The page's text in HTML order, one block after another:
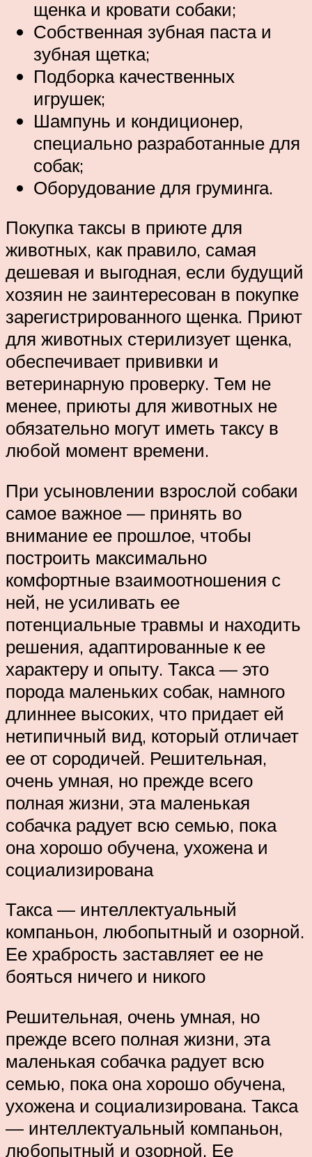
щенка и кровати собаки;
Собственная зубная паста и
зубная щетка;
Подборка качественных
игрушек;
Шампунь и кондиционер,
специально разработанные для
собак;
Оборудование для груминга.
Покупка таксы в приюте для
животных, как правило, самая
дешевая и выгодная, если будущий
хозяин не заинтересован в покупке
зарегистрированного щенка. Приют
для животных стерилизует щенка,
обеспечивает прививки и
ветеринарную проверку. Тем не
менее, приюты для животных не
обязательно могут иметь таксу в
любой момент времени.
При усыновлении взрослой собаки
самое важное — принять во
внимание ее прошлое, чтобы
построить максимально
комфортные взаимоотношения с
ней, не усиливать ее
потенциальные травмы и находить
решения, адаптированные к ее
характеру и опыту. Такса — это
порода маленьких собак, намного
длиннее высоких, что придает ей
нетипичный вид, который отличает
ее от сородичей. Решительная,
очень умная, но прежде всего
полная жизни, эта маленькая
собачка радует всю семью, пока
она хорошо обучена, ухожена и
социализирована
Такса — интеллектуальный
компаньон, любопытный и озорной.
Ее храбрость заставляет ее не
бояться ничего и никого
Решительная, очень умная, но
прежде всего полная жизни, эта
маленькая собачка радует всю
семью, пока она хорошо обучена,
ухожена и социализирована. Такса
— интеллектуальный компаньон,
любопытный и озорной. Ее